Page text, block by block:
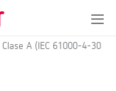
A (IEC 61000-4-30